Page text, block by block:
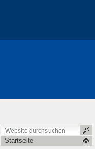
Startseite